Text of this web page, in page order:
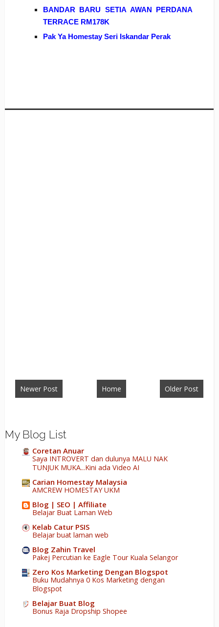
BANDAR BARU SETIA AWAN PERDANA
TERRACE RM178K
Pak Ya Homestay Seri Iskandar Perak
Newer Post Older Post
Home
My Blog List
Coretan Anuar
Saya INTROVERT dan dulunya MALU NAK
TUNJUK MUKA...Kini ada Video AI
Carian Homestay Malaysia
AMCREW HOMESTAY UKM
Blog | SEO | Affiliate
Belajar Buat Laman Web
Kelab Catur PSIS
Belajar buat laman web
Blog Zahin Travel
Pakej Percutian ke Eagle Tour Kuala Selangor
Zero Kos Marketing Dengan Blogspot
Buku Mudahnya 0 Kos Marketing dengan
Blogspot
Belajar Buat Blog
Bonus Raja Dropship Shopee